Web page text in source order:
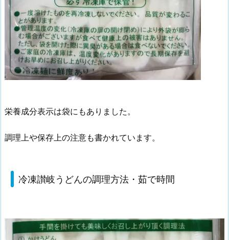
栄養成分表示は袋にもありました。
調理上や保存上の注意も書かれています。
冷凍讃岐うどんの調理方法・茹で時間